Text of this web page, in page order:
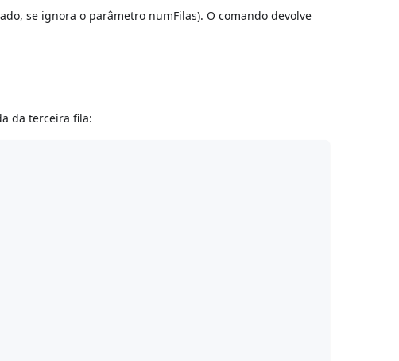
se ignora o parâmetro numFilas). O comando devolve
da terceira fila: